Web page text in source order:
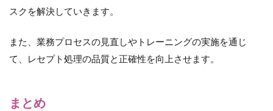
スクを解決していきます。
また、業務プロセスの見直しやトレーニングの実施を通じ
て、レセプト処理の品質と正確性を向上させます。
まとめ